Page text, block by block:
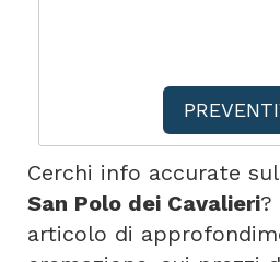
Cerchi info accurate
San Polo dei Cavalieri?
articolo di